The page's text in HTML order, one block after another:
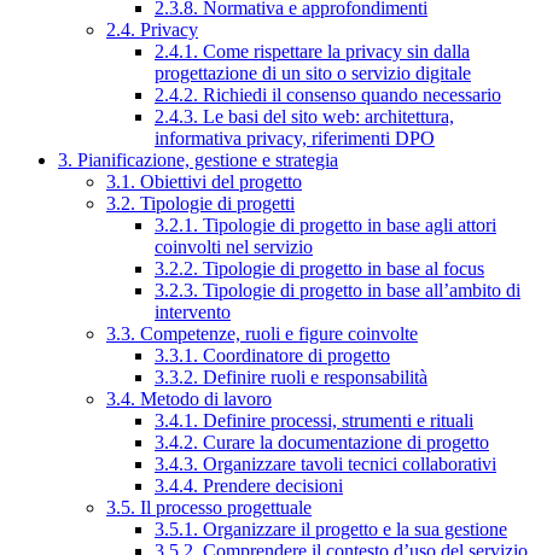
2.3.8. Normativa e approfondimenti
2.4. Privacy
2.4.1. Come rispettare la privacy sin dalla
progettazione di un sito o servizio digitale
2.4.2. Richiedi il consenso quando necessario
2.4.3. Le basi del sito web: architettura,
informativa privacy, riferimenti DPO
3. Pianificazione, gestione e strategia
3.1. Obiettivi del progetto
3.2. Tipologie di progetti
3.2.1. Tipologie di progetto in base agli attori
coinvolti nel servizio
3.2.2. Tipologie di progetto in base al focus
3.2.3. Tipologie di progetto in base all’ambito di
intervento
3.3. Competenze, ruoli e figure coinvolte
3.3.1. Coordinatore di progetto
3.3.2. Definire ruoli e responsabilità
3.4. Metodo di lavoro
3.4.1. Definire processi, strumenti e rituali
3.4.2. Curare la documentazione di progetto
3.4.3. Organizzare tavoli tecnici collaborativi
3.4.4. Prendere decisioni
3.5. Il processo progettuale
3.5.1. Organizzare il progetto e la sua gestione
3.5.2. Comprendere il contesto d’uso del servizio